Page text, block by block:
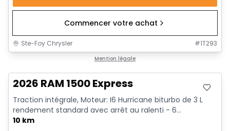
Commencer votre achat
Ste-Foy Chrysler #1T293
Mention légale
2026 RAM 1500 Express
Traction intégrale, Moteur: I6 Hurricane biturbo de 3 L
rendement standard avec arrêt au ralenti - 6...
10 km